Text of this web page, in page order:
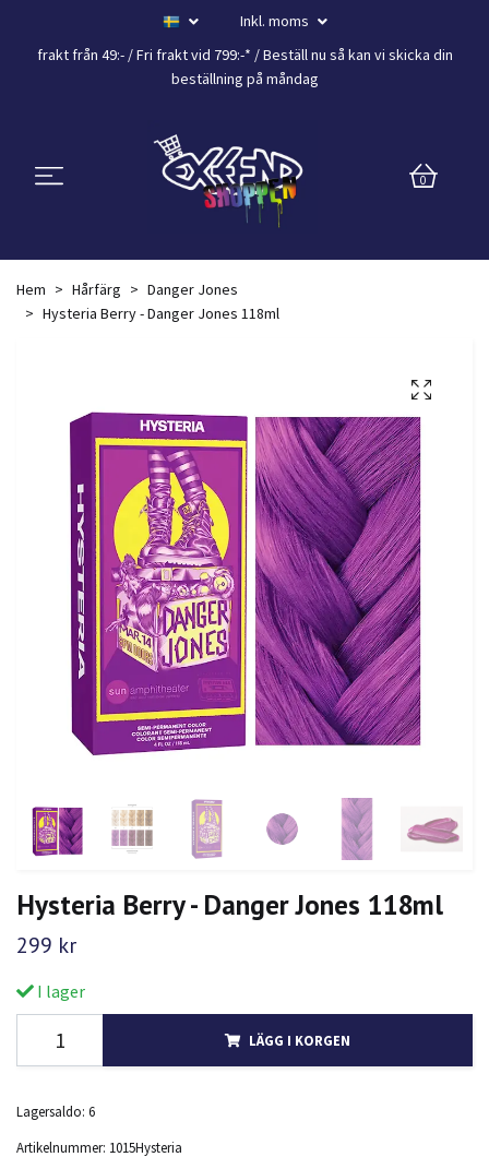
Inkl. moms
frakt från 49:- /Fri frakt vid 799:-* / Beställ nu så kan vi skicka din
beställning på måndag
0
Hem Hårfärg
Danger Jones
Hysteria Berry - Danger Jones 118ml
Hysteria Berry - Danger Jones 118ml
299 kr
I lager
LÄGG I KORGEN
Lagersaldo: 6
Artikelnummer: 1015Hysteria